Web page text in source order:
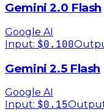
Gemini 2.0 Flash
Google AI
Input: $0.100
Gemini 2.5 Flash
Google AI
Input: $0.15